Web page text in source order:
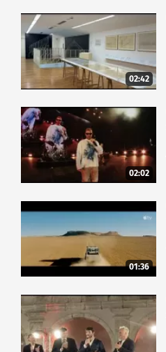
02:42
02:02
01:36